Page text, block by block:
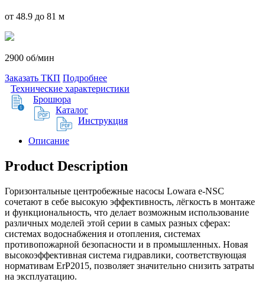
от 48.9 до 81 м
2900 об/мин
Заказать ТКП Подробнее
Технические характеристики
Брошюра
Каталог
Инструкция
Описание
Product Description
Горизонтальные центробежные насосы Lowara e-NSC
сочетают в себе высокую эффективность, лёгкость в монтаже
и функциональность, что делает возможным использование
различных моделей этой серии в самых разных сферах:
системах водоснабжения и отопления, системах
противопожарной безопасности и в промышленных. Новая
высокоэффективная система гидравлики, соответствующая
нормативам ErP2015, позволяет значительно снизить затраты
на эксплуатацию.